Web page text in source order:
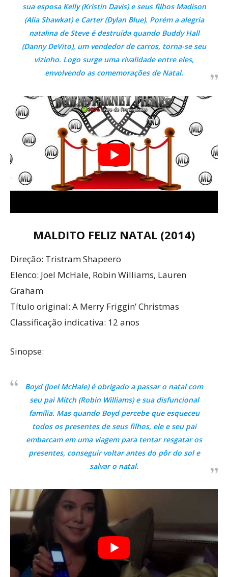
sua esposa Kelly (Kristin Davis) e seus filhos Madison
(Alia Shawkat) e Carter (Dylan Blue). Porém a alegria
natalina de Steve é destruída quando Buddy Hall
(Danny DeVito), um vendedor de carros, torna-se seu
vizinho. Logo surge uma rivalidade entre eles,
envolvendo as comemorações de Natal.
MALDITO FELIZ NATAL (2014)
Direção: Tristram Shapeero
Elenco: Joel McHale, Robin Williams, Lauren
Graham
Título original: A Merry Friggin’ Christmas
Classificação indicativa: 12 anos
Sinopse:
Boyd (Joel McHale) é obrigado a passar o natal com
seu pai Mitch (Robin Williams) e sua disfuncional
família. Mas quando Boyd percebe que esqueceu
todos os presentes de seus filhos, ele e seu pai
embarcam em uma viagem para tentar resgatar os
presentes, conseguir voltar antes do pôr do sol e
salvar o natal.